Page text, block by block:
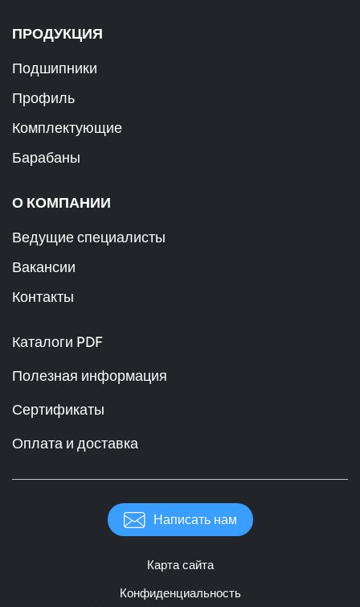
ПРОДУКЦИЯ
Подшипники
Профиль
Комплектующие
Барабаны
О КОМПАНИИ
Ведущие специалисты
Вакансии
Контакты
Каталоги PDF
Полезная информация
Сертификаты
Оплата и доставка
Написать нам
Карта сайта
Конфиденциальность